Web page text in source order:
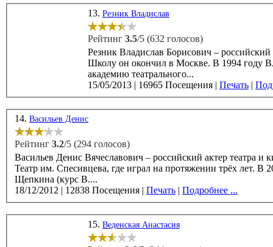
13. Резник Владислав
Рейтинг 3.5/5 (632 голосов)
Резник Владислав Борисович –
Школу он окончил в Москве. В 1994 году Владислав Резник окончил Санкт-Петербургскую государственную
академию театрального...
15/05/2013 | 16965 Посещения | Печать |
14. Васильев Денис
Рейтинг 3.2/5 (294 голосов)
Васильев Денис Вячеславович – российский актер театра и кино,
Театр им. Спесивцева, где играл на протяжении трёх лет. В 2008 году Денис Васильев окончил ВТУ им М.С.
Щепкина (курс В....
18/12/2012 | 12838 Посещения | Печать | Подробнее ...
15. Веденская Анастасия